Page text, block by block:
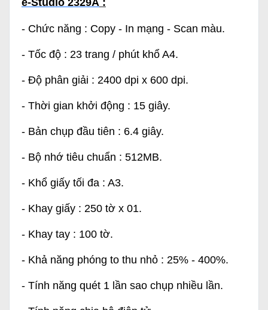
e-Studio 2329A :
- Chức năng : Copy - In mạng - Scan màu.
- Tốc độ : 23 trang / phút khổ A4.
- Độ phân giải : 2400 dpi x 600 dpi.
- Thời gian khởi động : 15 giây.
- Bản chụp đầu tiên : 6.4 giây.
- Bộ nhớ tiêu chuẩn : 512MB.
- Khổ giấy tối đa : A3.
- Khay giấy : 250 tờ x 01.
- Khay tay : 100 tờ.
- Khả năng phóng to thu nhỏ : 25% - 400%.
- Tính năng quét 1 lần sao chụp nhiều lần.